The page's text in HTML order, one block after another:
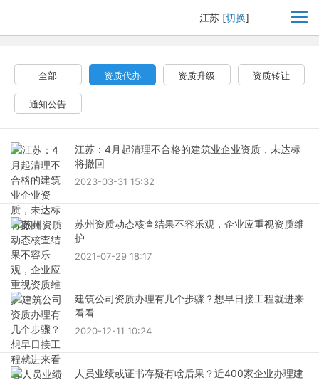
江苏 [切换]
全部 资质代办 资质升级 资质转让
通知公告
江苏：4月起清理不合格的建筑业企业资质，未达标
将撤回
2023-03-31 15:32
苏州资质动态核查结果不容乐观，企业应重视资质维
护
2021-07-29 18:17
建筑公司资质办理有几个步骤？想早日接工程就进来
看看
2020-12-11 10:24
人员业绩或证书存疑有啥后果？近400家企业办理建